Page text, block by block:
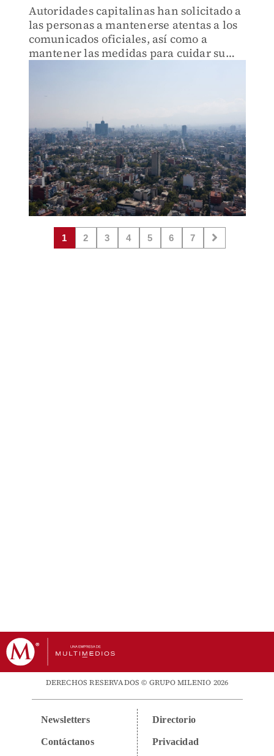
Autoridades capitalinas han solicitado a
las personas a mantenerse atentas a los
comunicados oficiales, así como a
mantener las medidas para cuidar su
1 2 3 4 5 6 7
DERECHOS RESERVADOS © GRUPO MILENIO 2026
Newsletters
Contáctanos
Directorio
Privacidad